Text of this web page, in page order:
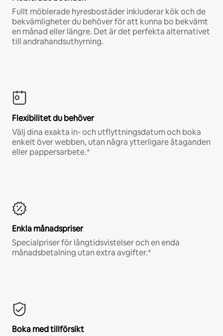
Fullt möblerade hyresbostäder inkluderar kök och de
bekvämligheter du behöver för att kunna bo bekvämt
en månad eller längre. Det är det perfekta alternativet
till andrahandsuthyrning.
Flexibilitet du behöver
Välj dina exakta in- och utflyttningsdatum och boka
enkelt över webben, utan några ytterligare åtaganden
eller pappersarbete.*
Enkla månadspriser
Specialpriser för långtidsvistelser och en enda
månadsbetalning utan extra avgifter.*
Boka med tillförsikt